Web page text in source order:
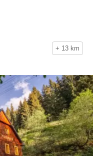
+ 13 km